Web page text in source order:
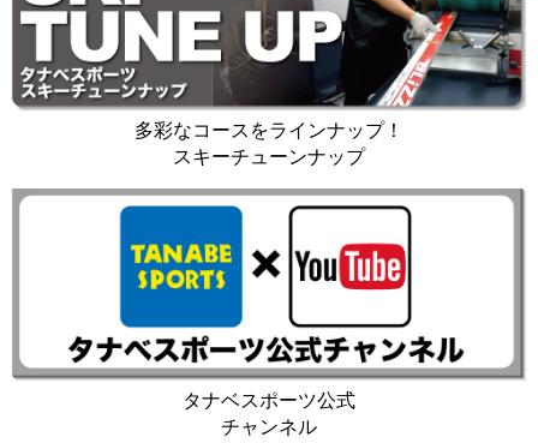
多彩なコースをラインナップ！
スキーチューンナップ
タナベスポーツ公式
チャンネル